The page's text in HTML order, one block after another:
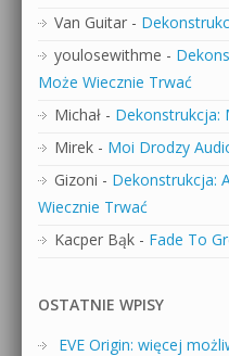
Van Guitar -
youlosewithme -
Może Wiecznie Trwać
Michał - Dekonstrukcja:
Mirek - Moi Drodzy
Gizoni - Dekonstrukcja:
Wiecznie Trwać
Kacper Bąk - Fade To
OSTATNIE WPISY
EVE Origin: więcej